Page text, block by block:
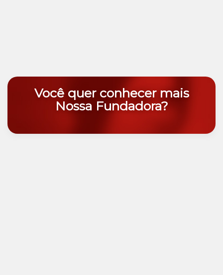
Você quer conhecer mais
Nossa Fundadora?